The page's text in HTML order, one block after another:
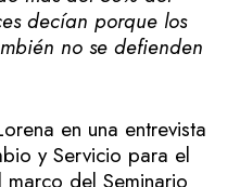
decían porque los
no se defienden
en una entrevista
y Servicio para el
del Seminario